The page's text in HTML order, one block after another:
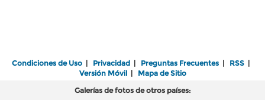
Condiciones de Uso | Privacidad | Preguntas Frecuentes | RSS |
Versión Móvil| Mapa de Sitio
Galerías de fotos de otros países: